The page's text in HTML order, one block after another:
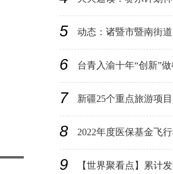
5 动态：诸暨市暨南街
6 台青入渝十年“创新”
7 新疆25个重点旅游项
8 2022年度医保基金飞
9 【世界聚看点】累计